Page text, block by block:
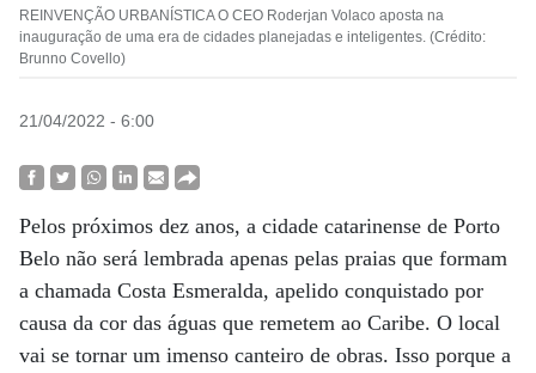
REINVENÇÃO URBANÍSTICA O CEO Roderjan Volaco aposta na
inauguração de uma era de cidades planejadas e inteligentes. (Crédito:
Brunno Covello)
21/04/2022 - 6:00
Pelos próximos dez anos, a cidade catarinense de Porto
Belo não será lembrada apenas pelas praias que formam
a chamada Costa Esmeralda, apelido conquistado por
causa da cor das águas que remetem ao Caribe. O local
vai se tornar um imenso canteiro de obras. Isso porque a